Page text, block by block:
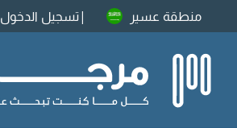
منطقة عسير تسجيل الدخول